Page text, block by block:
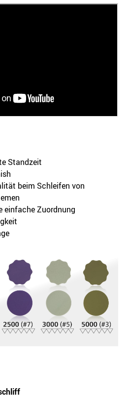
Standzeit
beim Schleifen von
einfache Zuordnung